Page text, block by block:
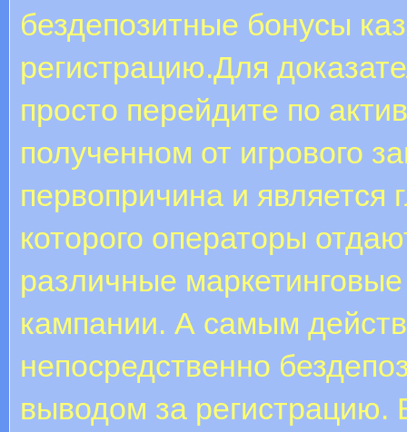
бездепозитные бонусы
регистрацию.Для
просто перейдите по
полученном от игрового
первопричина и
которого операторы
различные
кампании. А самым
непосредственно
выводом за регистрацию.